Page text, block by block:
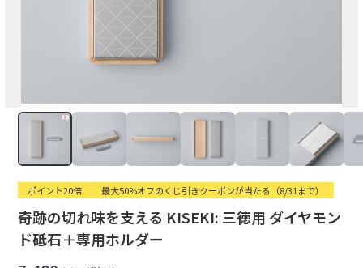
ポイント20倍 最大50%オフのくじ引きクーポンが当たる（8/31まで）
奇跡の切れ味を支える KISEKI: 三徳用 ダイヤモン
ド砥石＋専用ホルダー